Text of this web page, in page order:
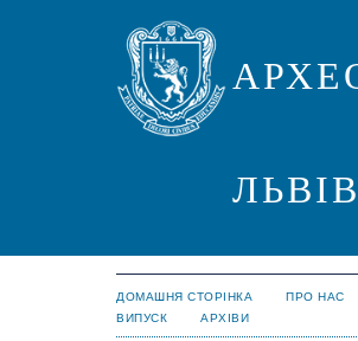
ДОМАШНЯ СТОРІНКА ПРО НАС
ВИПУСК
АРХІВИ